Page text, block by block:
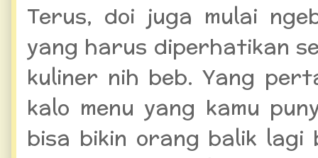
Terus, doi juga mulai
yang harus diperhatikan
kuliner nih beb. Yang
kalo menu yang kamu
bisa bikin orang balik